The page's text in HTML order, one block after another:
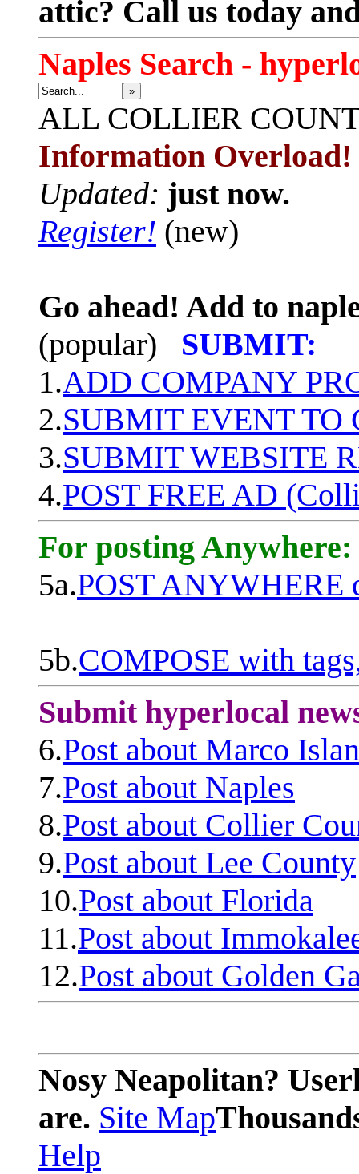
attic? Call us today
Naples Search -
»
ALL COLLIER
Information Overload!
Updated: just now.
Register! (new)
Go ahead! Add to
(popular)
SUBMIT:
1.ADD COMPANY
2.SUBMIT EVENT TO
3.SUBMIT WEBSITE
4.POST FREE AD
For posting Anywhere:
5a.POST ANYWHERE
5b.COMPOSE with
Submit hyperlocal
6.Post about Marco
7.Post about Naples
8.Post about Collier
9.Post about Lee County
10.Post about Florida
11.Post about
12.Post about Golden
Nosy Neapolitan?
are. Site Map
Help